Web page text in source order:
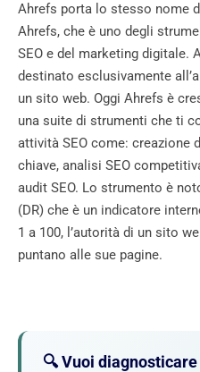
Ahrefs porta lo stesso nome
Ahrefs, che è uno degli
SEO e del marketing digitale.
destinato esclusivamente
un sito web. Oggi Ahrefs è
una suite di strumenti che ti
attività SEO come: creazione
chiave, analisi SEO
audit SEO. Lo strumento è
(DR) che è un indicatore
1 a 100, l’autorità di un sito
puntano alle sue pagine.
🔍 Vuoi diagnosticare